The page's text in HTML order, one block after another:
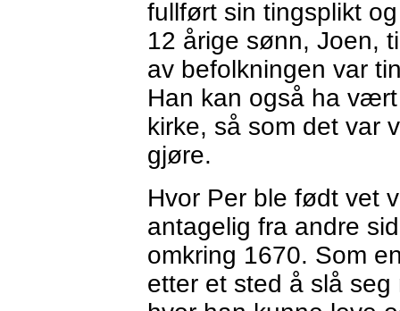
fullført sin tingsplikt
12 årige sønn, Joen,
av befolkningen var
Han kan også ha
kirke, så som det var
gjøre.
Hvor Per ble født vet
antagelig fra andre
omkring 1670. Som
etter et sted å slå